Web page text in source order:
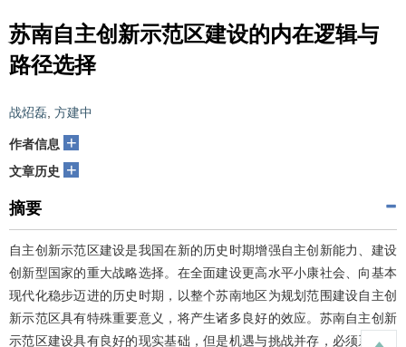
苏南自主创新示范区建设的内在逻辑与
路径选择
战炤磊 方建中
作者信息 +
文章历史 +
摘要
自主创新示范区建设是我国在新的历史时期增强自主创新能力、建设
创新型国家的重大战略选择。在全面建设更高水平小康社会、向基本
现代化稳步迈进的历史时期，以整个苏南地区为规划范围建设自主创
新示范区具有特殊重要意义，将产生诸多良好的效应。苏南自主创新
示范区建设具有良好的现实基础，但是机遇与挑战并存，必须系统探